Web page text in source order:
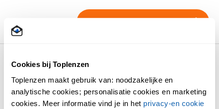
Cookies bij Toplenzen
Toplenzen maakt gebruik van: noodzakelijke en
analytische cookies; personalisatie cookies en marketing
cookies. Meer informatie vind je in het privacy-en cookie
BEKIJK EN BESTEL
*voor 23.59 besteld, morgen in huis (Trunkrs)
Erkend door alle zorgverzekeraars
Ik draag nu contactlenzen van de opticien